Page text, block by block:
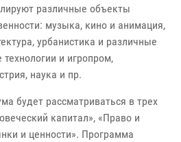
различные объекты
музыка, кино и анимация,
урбанистика и различные
и игропром,
наука и пр.
будет рассматриваться в трех
капитал», «Право и
и ценности». Программа